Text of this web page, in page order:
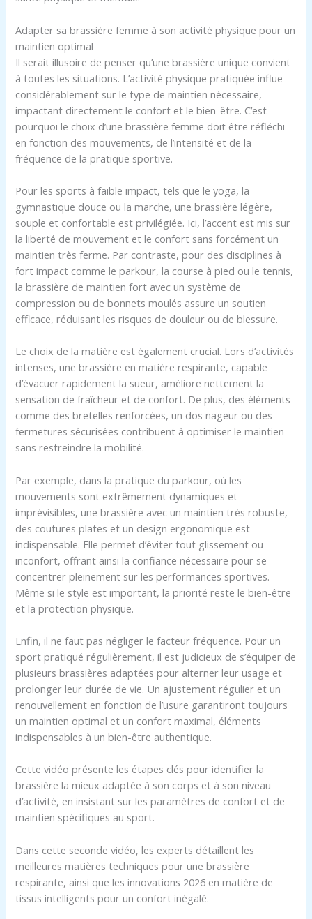
Adapter sa brassière femme à son activité physique pour un
maintien optimal
Il serait illusoire de penser qu’une brassière unique convient
à toutes les situations. L’activité physique pratiquée influe
considérablement sur le type de maintien nécessaire,
impactant directement le confort et le bien-être. C’est
pourquoi le choix d’une brassière femme doit être réfléchi
en fonction des mouvements, de l’intensité et de la
fréquence de la pratique sportive.
Pour les sports à faible impact, tels que le yoga, la
gymnastique douce ou la marche, une brassière légère,
souple et confortable est privilégiée. Ici, l’accent est mis sur
la liberté de mouvement et le confort sans forcément un
maintien très ferme. Par contraste, pour des disciplines à
fort impact comme le parkour, la course à pied ou le tennis,
la brassière de maintien fort avec un système de
compression ou de bonnets moulés assure un soutien
efficace, réduisant les risques de douleur ou de blessure.
Le choix de la matière est également crucial. Lors d’activités
intenses, une brassière en matière respirante, capable
d’évacuer rapidement la sueur, améliore nettement la
sensation de fraîcheur et de confort. De plus, des éléments
comme des bretelles renforcées, un dos nageur ou des
fermetures sécurisées contribuent à optimiser le maintien
sans restreindre la mobilité.
Par exemple, dans la pratique du parkour, où les
mouvements sont extrêmement dynamiques et
imprévisibles, une brassière avec un maintien très robuste,
des coutures plates et un design ergonomique est
indispensable. Elle permet d’éviter tout glissement ou
inconfort, offrant ainsi la confiance nécessaire pour se
concentrer pleinement sur les performances sportives.
Même si le style est important, la priorité reste le bien-être
et la protection physique.
Enfin, il ne faut pas négliger le facteur fréquence. Pour un
sport pratiqué régulièrement, il est judicieux de s’équiper de
plusieurs brassières adaptées pour alterner leur usage et
prolonger leur durée de vie. Un ajustement régulier et un
renouvellement en fonction de l’usure garantiront toujours
un maintien optimal et un confort maximal, éléments
indispensables à un bien-être authentique.
Cette vidéo présente les étapes clés pour identifier la
brassière la mieux adaptée à son corps et à son niveau
d’activité, en insistant sur les paramètres de confort et de
maintien spécifiques au sport.
Dans cette seconde vidéo, les experts détaillent les
meilleures matières techniques pour une brassière
respirante, ainsi que les innovations 2026 en matière de
tissus intelligents pour un confort inégalé.